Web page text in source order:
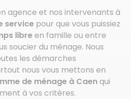
agence et nos intervenants à
service pour que vous puissiez
libre en famille ou entre
soucier du ménage. Nous
les démarches
nous vous mettons en
de ménage à Caenqui
à vos critères.